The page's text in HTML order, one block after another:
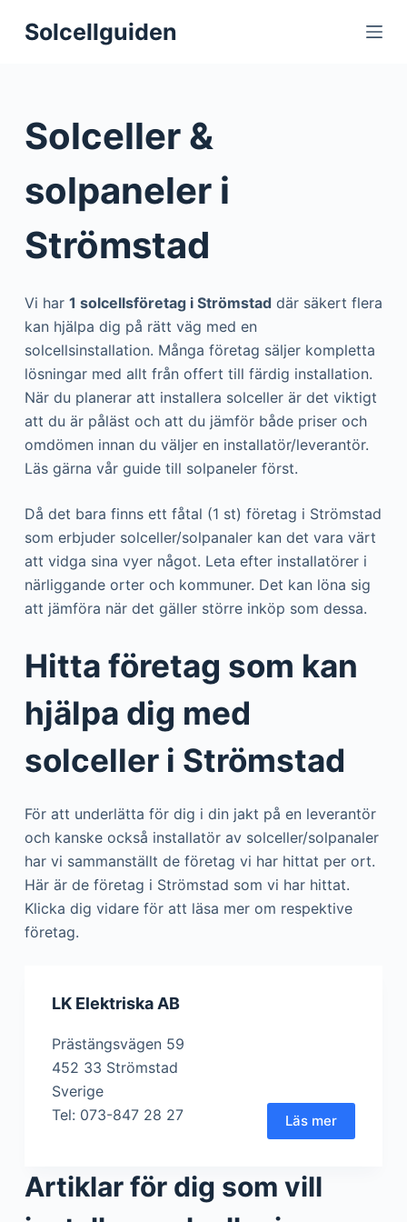
S
o
o
e
Solcellguiden
Solceller &
solpaneler i
Strömstad
Vi har 1 solcellsföretag i Strömstaddär säkert flera
kan hjälpa dig på rätt väg med en
solcellsinstallation. Många företag säljer kompletta
lösningar med allt från offert till färdig installation.
När du planerar att installera solceller är det viktigt
att du är påläst och att du jämför både priser och
omdömen innan du väljer en installatör/leverantör.
Läs gärna vår guide till solpaneler först.
Då det bara finns ett fåtal (1 st) företag i Strömstad
som erbjuder solceller/solpanaler kan det vara värt
att vidga sina vyer något. Leta efter installatörer i
närliggande orter och kommuner. Det kan löna sig
att jämföra när det gäller större inköp som dessa.
Hitta företag som kan
hjälpa dig med
solceller i Strömstad
För att underlätta för dig i din jakt på en leverantör
och kanske också installatör av solceller/solpanaler
har vi sammanställt de företag vi har hittat per ort.
Här är de företag i Strömstad som vi har hittat.
Klicka dig vidare för att läsa mer om respektive
företag.
LK Elektriska AB
Prästängsvägen 59
452 33 Strömstad
Sverige
Tel: 073-847 28 27
Läs mer
Artiklar för dig som vill